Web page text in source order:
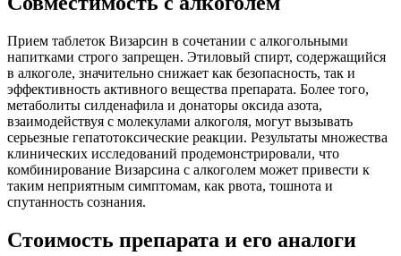
Прием таблеток Визарсин в сочетании с алкогольными
напитками строго запрещен. Этиловый спирт, содержащийся
в алкоголе, значительно снижает как безопасность, так и
эффективность активного вещества препарата. Более того,
метаболиты силденафила и донаторы оксида азота,
взаимодействуя с молекулами алкоголя, могут вызывать
серьезные гепатотоксические реакции. Результаты множества
клинических исследований продемонстрировали, что
комбинирование Визарсина с алкоголем может привести к
таким неприятным симптомам, как рвота, тошнота и
спутанность сознания.
Стоимость препарата и его аналоги